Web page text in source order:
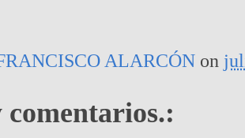
ALARCÓN on
comentarios.: